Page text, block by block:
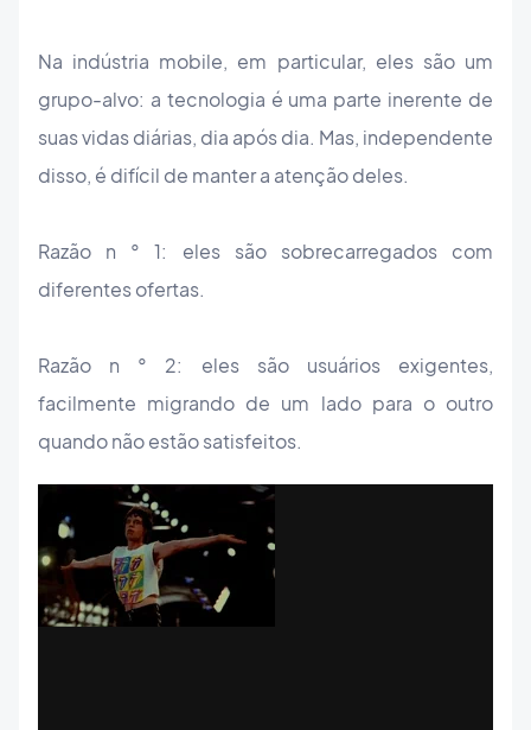
Na indústria mobile, em particular, eles são um
grupo-alvo: a tecnologia é uma parte inerente de
suas vidas diárias, dia após dia. Mas, independente
disso, é difícil de manter a atenção deles.
Razão n ° 1: eles são sobrecarregados com
diferentes ofertas.
Razão n ° 2: eles são usuários exigentes,
facilmente migrando de um lado para o outro
quando não estão satisfeitos.